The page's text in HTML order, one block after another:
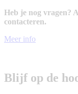
Heb je nog vragen?
contacteren.
Meer info
Blijf op de